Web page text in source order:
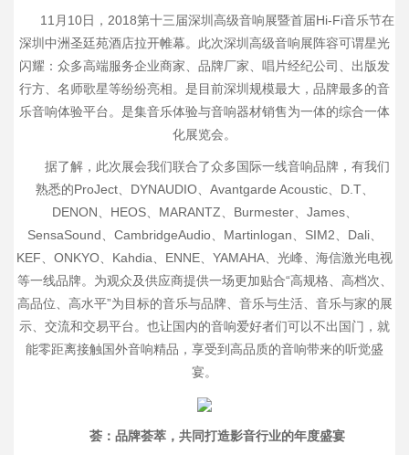
11月10日，2018第十三届深圳高级音响展暨首届Hi-Fi音乐节在
深圳中洲圣廷苑酒店拉开帷幕。此次深圳高级音响展阵容可谓星光
闪耀：众多高端服务企业商家、品牌厂家、唱片经纪公司、出版发
行方、名师歌星等纷纷亮相。是目前深圳规模最大，品牌最多的音
乐音响体验平台。是集音乐体验与音响器材销售为一体的综合一体
化展览会。
据了解，此次展会我们联合了众多国际一线音响品牌，有我们
熟悉的ProJect、DYNAUDIO、Avantgarde Acoustic、D.T、
DENON、HEOS、MARANTZ、Burmester、James、
SensaSound、CambridgeAudio、Martinlogan、SIM2、Dali、
KEF、ONKYO、Kahdia、ENNE、YAMAHA、光峰、海信激光电视
等一线品牌。为观众及供应商提供一场更加贴合“高规格、高档次、
高品位、高水平”为目标的音乐与品牌、音乐与生活、音乐与家的展
示、交流和交易平台。也让国内的音响爱好者们可以不出国门，就
能零距离接触国外音响精品，享受到高品质的音响带来的听觉盛
宴。
荟：品牌荟萃，共同打造影音行业的年度盛宴